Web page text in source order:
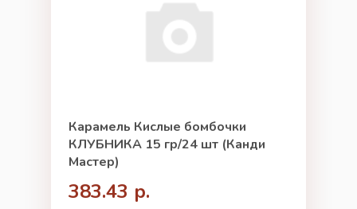
Карамель Кислые бомбочки
КЛУБНИКА 15 гр/24 шт (Канди
Мастер)
383.43 р.